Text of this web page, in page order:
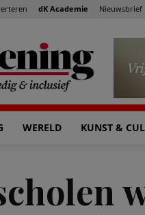
dK Academie Nieuwsbrief
WERELD KUNST &